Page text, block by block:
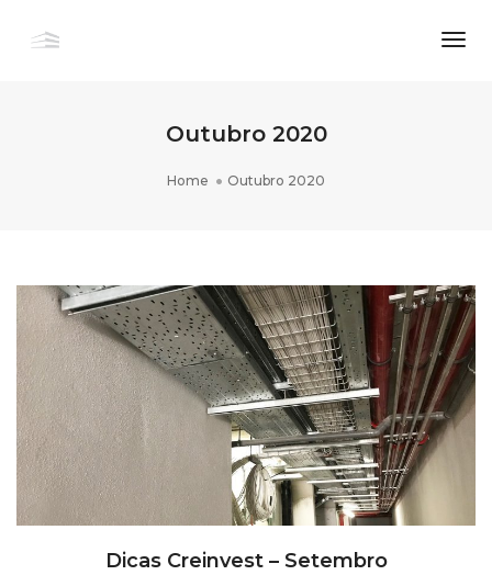
Outubro 2020
Home Outubro 2020
Dicas Creinvest – Setembro